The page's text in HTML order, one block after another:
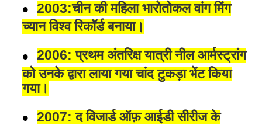
2003:चीन की महिला भारोतोकल वांग मिंग
च्यान विश्व रिकॉर्ड बनाया।
2006: प्रथम अंतरिक्ष यात्री नील आर्मस्ट्रांग
को उनके द्वारा लाया गया चांद टुकड़ा भेंट किया
गया।
2007: द विजार्ड ऑफ़ आईडी सीरीज के